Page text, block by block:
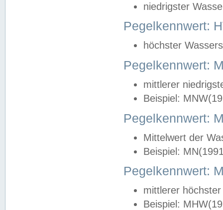
niedrigster
Pegelkennwert:
höchster
Pegelkennwert:
mittlerer
Beispiel:
Pegelkennwert:
Mittelwert der
Beispiel:
Pegelkennwert:
mittlerer
Beispiel: